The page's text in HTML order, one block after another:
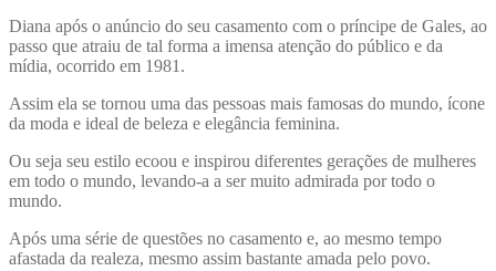
Diana após o anúncio do seu casamento com o príncipe de Gales, ao
passo que atraiu de tal forma a imensa atenção do público e da
mídia, ocorrido em 1981.
Assim ela se tornou uma das pessoas mais famosas do mundo, ícone
da moda e ideal de beleza e elegância feminina.
Ou seja seu estilo ecoou e inspirou diferentes gerações de mulheres
em todo o mundo, levando-a a ser muito admirada por todo o
mundo.
Após uma série de questões no casamento e, ao mesmo tempo
afastada da realeza, mesmo assim bastante amada pelo povo.